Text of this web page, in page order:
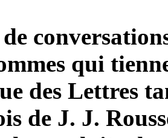
qui
des Lettres
de J. J.